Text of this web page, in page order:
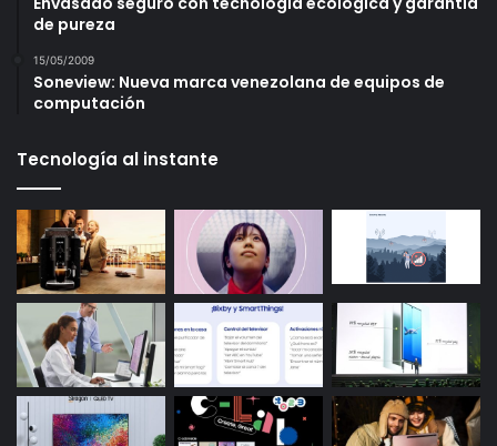
de pureza
15/05/2009
Soneview: Nueva marca venezolana de equipos de
computación
Tecnología al instante